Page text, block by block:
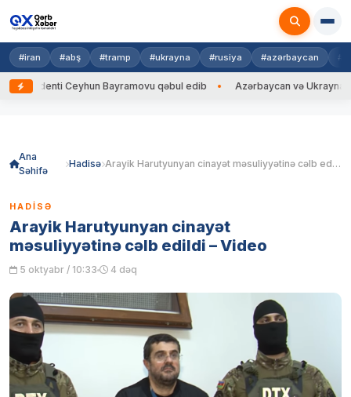
#iran #abş #tramp #ukrayna #rusiya #azərbaycan
Ceyhun Bayramovu qəbul edib Azərbaycan və Ukrayna XİN
Ana
Səhifə
Hadisə Arayik Harutyunyan cinayət məsuliyyətinə cəlb edildi – Video
HADISƏ
Arayik Harutyunyan cinayət
məsuliyyətinə cəlb edildi – Video
5 oktyabr / 10:33 4 dəq